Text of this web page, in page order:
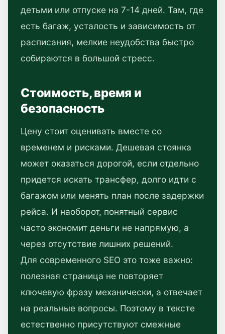
детьми или отпуске на 7-14 дней. Там, где
есть багаж, усталость и зависимость от
расписания, мелкие неудобства быстро
собираются в большой стресс.
Стоимость, время и
безопасность
Цену стоит оценивать вместе со
временем и рисками. Дешевая стоянка
может оказаться дорогой, если отдельно
придется искать трансфер, долго идти с
багажом или менять план после задержки
рейса. И наоборот, понятный сервис
часто экономит деньги не напрямую, а
через отсутствие лишних решений.
Для современного SEO это тоже важно:
полезная страница не повторяет
ключевую фразу механически, а отвечает
на реальные вопросы. Поэтому в тексте
естественно присутствуют смежные